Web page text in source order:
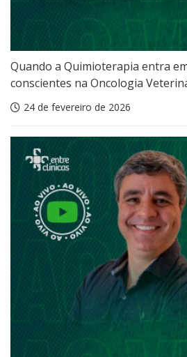
Quando a Quimioterapia entra
conscientes na Oncologia
24 de fevereiro de 2026